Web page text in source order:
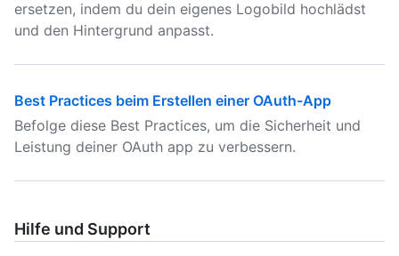
ersetzen, indem du dein eigenes Logobild hochlädst
und den Hintergrund anpasst.
Best Practices beim Erstellen einer OAuth-App
Befolge diese Best Practices, um die Sicherheit und
Leistung deiner OAuth app zu verbessern.
Hilfe und Support